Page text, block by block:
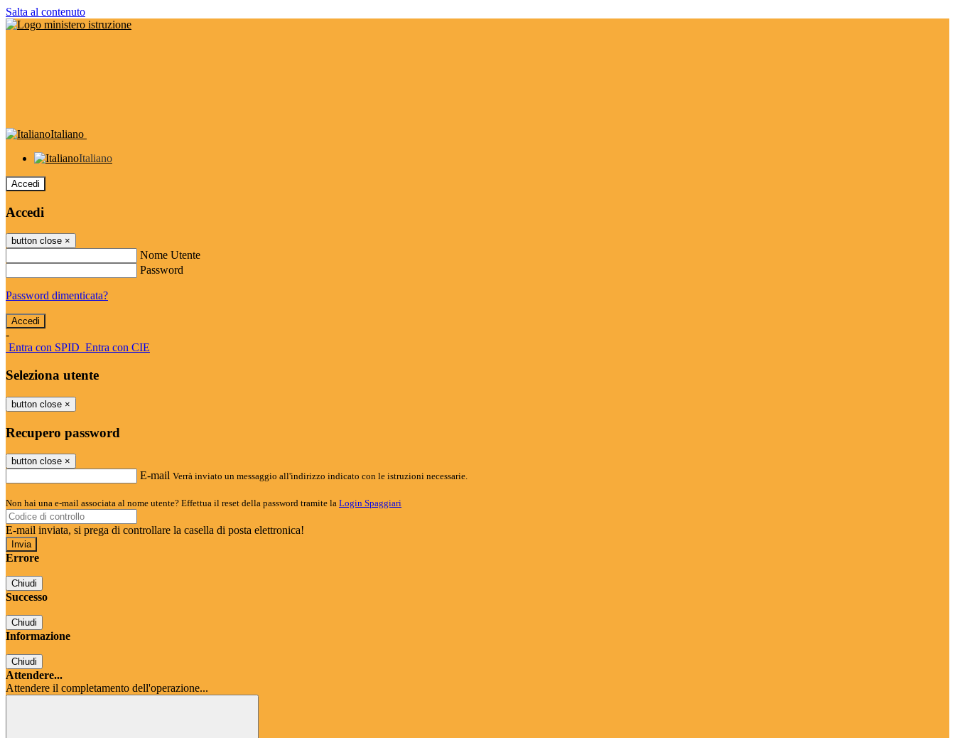
Salta al contenuto
Italiano
Italiano
Accedi
Accedi
button close ×
Nome Utente
Password
Password dimenticata?
-
Entra con SPID Entra con CIE
Seleziona utente
button close ×
Recupero password
button close ×
E-mail Verrà inviato un messaggio all'indirizzo indicato con le istruzioni necessarie.
Non hai una e-mail associata al nome utente? Effettua il reset della password tramite la Login Spaggiari
E-mail inviata, si prega di controllare la casella di posta elettronica!
Errore
Chiudi
Successo
Chiudi
Informazione
Chiudi
Attendere...
Attendere il completamento dell'operazione...